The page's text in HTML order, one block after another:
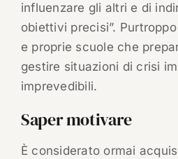
influenzare gli altri e di
obiettivi precisi”.
e proprie scuole che
gestire situazioni di crisi
imprevedibili.
Saper motivare
È considerato ormai